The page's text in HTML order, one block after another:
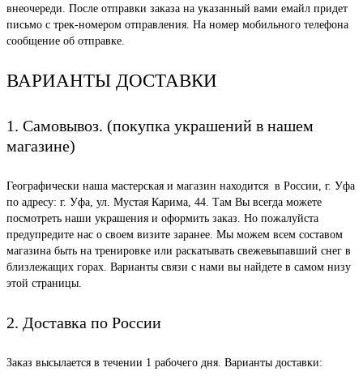
внеочереди. После отправки заказа на указанный вами емайл придет
письмо с трек-номером отправления. На номер мобильного телефона
сообщение об отправке.
ВАРИАНТЫ ДОСТАВКИ
1. Самовывоз. (покупка украшений в нашем
магазине)
Географически наша мастерская и магазин находится в России, г. Уфа
по адресу: г. Уфа, ул. Мустая Карима, 44. Там Вы всегда можете
посмотреть наши украшения и оформить заказ. Но пожалуйста
предупредите нас о своем визите заранее. Мы можем всем составом
магазина быть на тренировке или раскатывать свежевыпавший снег в
близлежащих горах. Варианты связи с нами вы найдете в самом низу
этой страницы.
2. Доставка по России
Заказ высылается в течении 1 рабочего дня. Варианты доставки: